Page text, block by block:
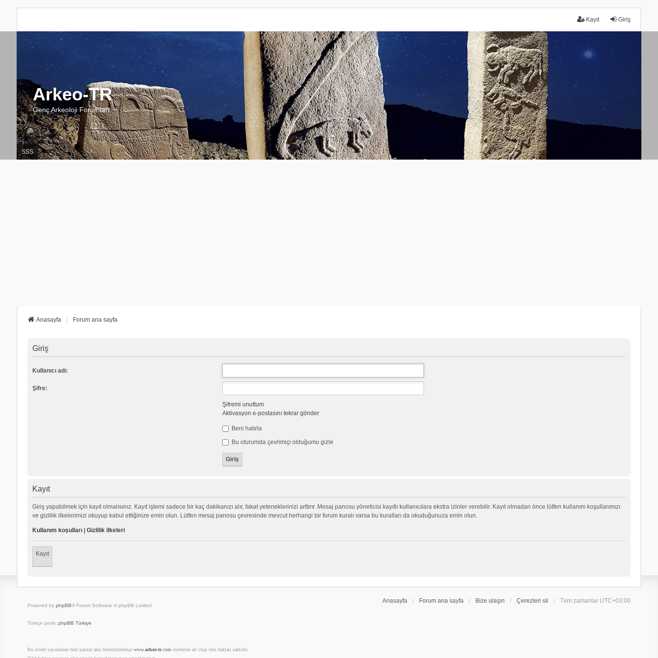
Giriş
Kayıt
Arkeo-TR
Genç Arkeoloji Forumları
SSS
Anasayfa Forum ana sayfa
Giriş
Kullanıcı adı:
Şifre:
Şifremi unuttum
Aktivasyon e-postasını tekrar gönder
Beni hatırla
Bu oturumda çevrimiçi olduğumu gizle
Kayıt
Giriş yapabilmek için kayıt olmalısınız. Kayıt işlemi sadece bir kaç dakikanızı alır, fakat yeteneklerinizi arttırır. Mesaj panosu yöneticisi kayıtlı kullanıcılara ekstra izinler verebilir. Kayıt olmadan önce lütfen kullanım koşullarımızı
ve gizlilik ilkelerimizi okuyup kabul ettiğinize emin olun. Lütfen mesaj panosu çevresinde mevcut herhangi bir forum kuralı varsa bu kuralları da okuduğunuza emin olun.
Kullanım koşulları| Gizlilik ilkeleri
Kayıt
Anasayfa Forum ana sayfa Bize ulaşın Çerezleri sil Tüm zamanlar UTC+03:00
Powered by phpBB® Forum Software © phpBB Limited
Türkçe çeviri: phpBB Türkiye
Bu sitede yayınlanan tüm yazılar aksi belirtilmedikçe www.arkeo-tr.com üyelerine ait olup tüm hakları saklıdır.